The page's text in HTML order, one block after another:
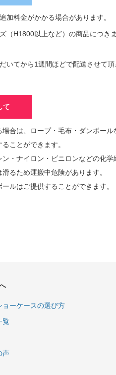
加料金がかかる場合があります。
（H1800以上など）の商品につき
いてから1週間ほどで配送させて
て
合は、ロープ・毛布・ダンボール
ことができます。
・ナイロン・ビニロンなどの化
るため運搬中危険があります。
ルはご提供することができます。
ョーケースの選び方
覧
声